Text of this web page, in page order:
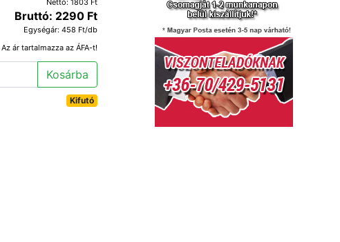
Bruttó: 2290 Ft
Egységár: 458 Ft/db
Az ár tartalmazza az ÁFA-t!
Kosárba
Kifutó